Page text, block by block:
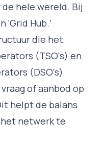
hele wereld. Bij
Hub.’
die het
(TSO's) en
(DSO's)
of aanbod op
helpt de balans
netwerk te